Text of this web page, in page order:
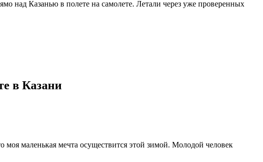
над Казанью в полете на самолете. Летали через уже проверенных
в Казани
маленькая мечта осуществится этой зимой. Молодой человек